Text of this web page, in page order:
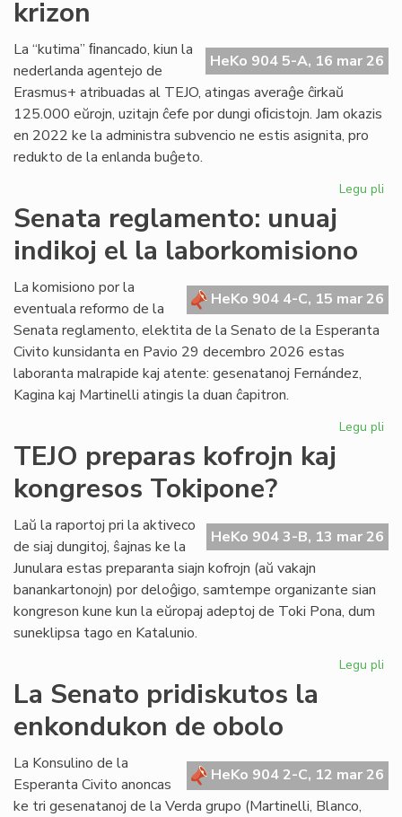
krizon
HeKo 904 5-A, 16 mar 26
La “kutima” ﬁnancado, kiun la
nederlanda agentejo de
Erasmus+ atribuadas al TEJO, atingas averaĝe ĉirkaŭ
125.000 eŭrojn, uzitajn ĉefe por dungi oﬁcistojn. Jam okazis
en 2022 ke la administra subvencio ne estis asignita, pro
redukto de la enlanda buĝeto.
Legu pli
Senata reglamento: unuaj
indikoj el la laborkomisiono
HeKo 904 4-C, 15 mar 26
La komisiono por la
eventuala reformo de la
Senata reglamento, elektita de la Senato de la Esperanta
Civito kunsidanta en Pavio 29 decembro 2026 estas
laboranta malrapide kaj atente: gesenatanoj Fernández,
Kagina kaj Martinelli atingis la duan ĉapitron.
Legu pli
el
TEJO preparas kofrojn kaj
kongresos Tokipone?
HeKo 904 3-B, 13 mar 26
Laŭ la raportoj pri la aktiveco
de siaj dungitoj, ŝajnas ke la
Junulara estas preparanta siajn kofrojn (aŭ vakajn
banankartonojn) por deloĝigo, samtempe organizante sian
kongreson kune kun la eŭropaj adeptoj de Toki Pona, dum
suneklipsa tago en Katalunio.
Legu pli
La Senato pridiskutos la
enkondukon de obolo
HeKo 904 2-C, 12 mar 26
La Konsulino de la
Esperanta Civito anoncas
ke tri gesenatanoj de la Verda grupo (Martinelli, Blanco,